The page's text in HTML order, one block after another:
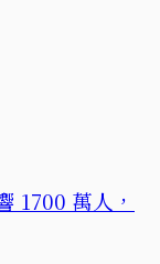
1700 萬人，